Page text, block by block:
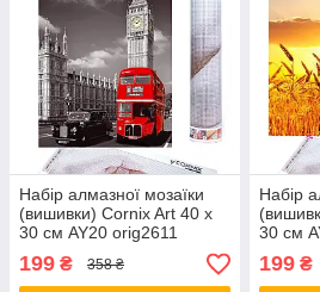
Набір алмазної мозаїки
(вишивки) Cornix Art 40 x
30 см AY20 orig2611
199 ₴ 358 ₴
Набір
30 см
199₴